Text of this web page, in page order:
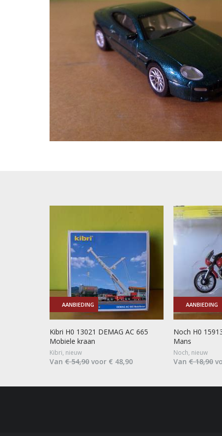
AANBIEDING
Kibri H0 13021 DEMAG AC 665
Mobiele kraan
Kibri, nieuw
Van € 54,90 voor € 48,90
AANBIEDING
Noch H0
Mans
Noch, nieuw
Van € 18,90